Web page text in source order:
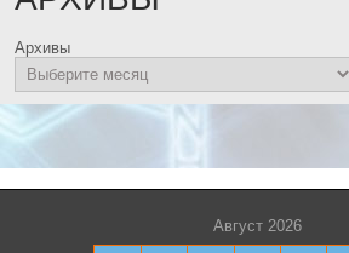
Архивы
Август 2026